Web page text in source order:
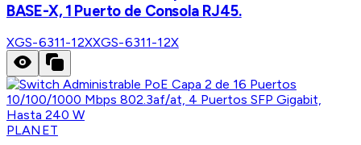
BASE-X, 1 Puerto de Consola RJ45.
XGS-6311-12XXGS-6311-12X
PLANET